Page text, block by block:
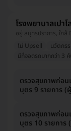
โรงพยาบาลเปา
อยู่ สมุทรปราการ, ใกล้
ไม่ Upsell
นวัตกร
มีที่จอดรถมากกว่า 3
ตรวจสุขภาพก่อ
บุตร 9 รายการ (
ตรวจสุขภาพก่อ
บุตร 10 รายการ